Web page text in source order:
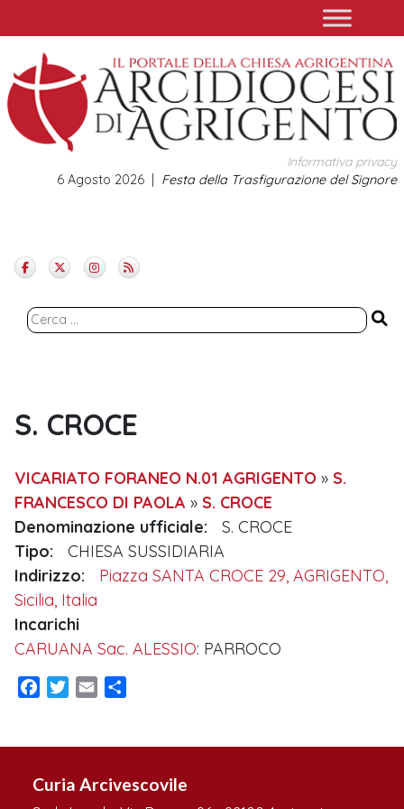
to
content
Informativa privacy
Festa della Trasfigurazione del Signore
6 Agosto 2026
Ricerca
S. CROCE
VICARIATO FORANEO N.01 AGRIGENTO » S.
FRANCESCO DI PAOLA » S. CROCE
Denominazione ufficiale:
S. CROCE
Tipo:
CHIESA SUSSIDIARIA
Indirizzo:
Piazza SANTA CROCE 29, AGRIGENTO,
Sicilia, Italia
Incarichi
CARUANA Sac. ALESSIO: PARROCO
Facebook
TwitterEmail
Curia Arcivescovile